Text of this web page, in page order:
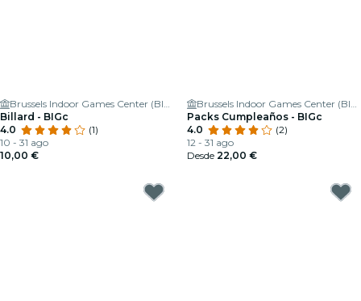
Brussels Indoor Games Center (BIGc) 🕹
Billard - BIGc
4.0
(1)
10 - 31 ago
10,00 €
Brussels Indoor Games Center (BIGc) 🕹
Packs Cumpleaños - BIGc
4.0
(2)
12 - 31 ago
Desde 22,00 €